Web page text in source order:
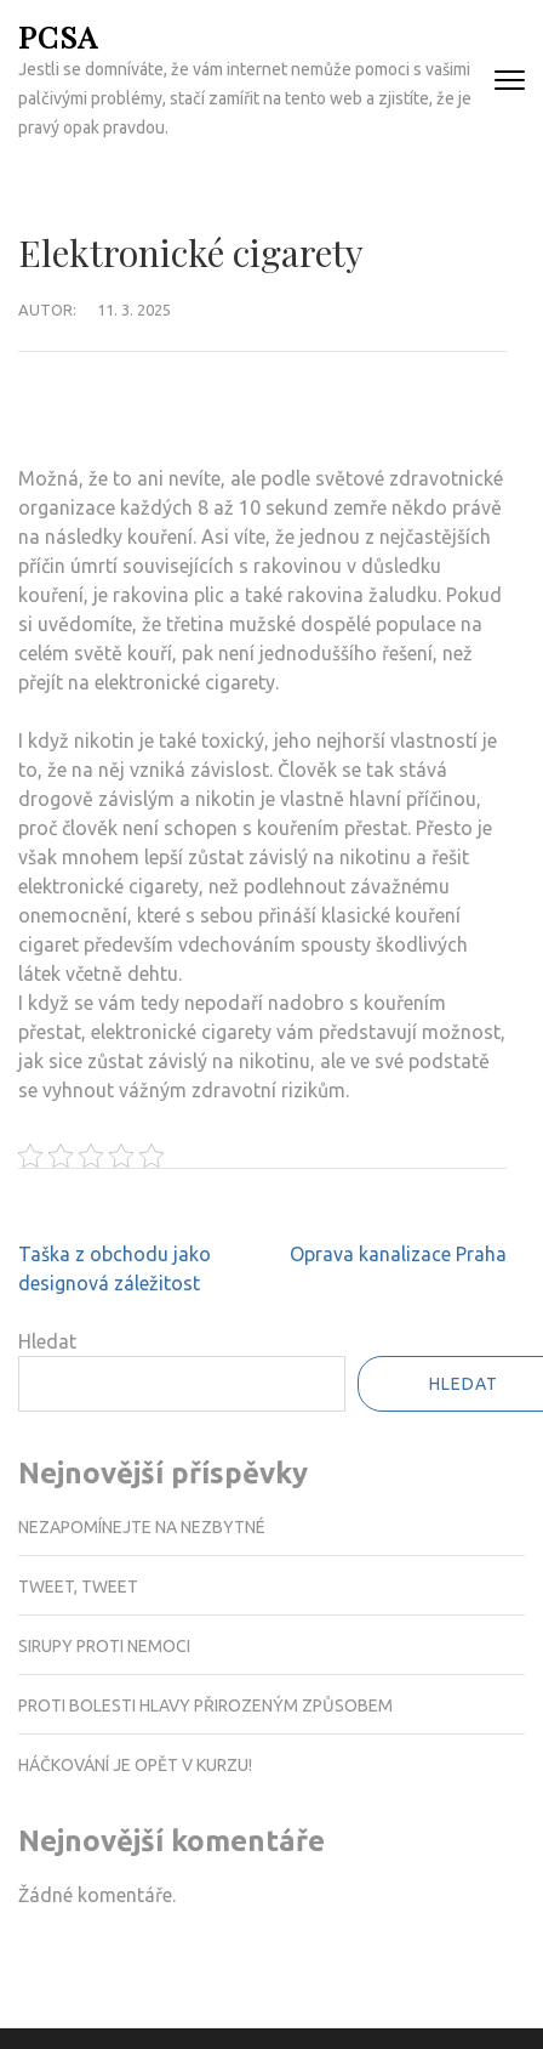
na
obsah
(Enter)
PCSA
Jestli se domníváte, že vám internet nemůže pomoci s vašimi
palčivými problémy, stačí zamířit na tento web a zjistíte, že je
pravý opak pravdou.
Elektronické cigarety
AUTOR: 11. 3. 2025
Možná, že to ani nevíte, ale podle světové zdravotnické
organizace každých 8 až 10 sekund zemře někdo právě
na následky kouření. Asi víte, že jednou z nejčastějších
příčin úmrtí souvisejících s rakovinou v důsledku
kouření, je rakovina plic a také rakovina žaludku. Pokud
si uvědomíte, že třetina mužské dospělé populace na
celém světě kouří, pak není jednoduššího řešení, než
přejít na elektronické cigarety.
I když nikotin je také toxický, jeho nejhorší vlastností je
to, že na něj vzniká závislost. Člověk se tak stává
drogově závislým a nikotin je vlastně hlavní příčinou,
proč člověk není schopen s kouřením přestat. Přesto je
však mnohem lepší zůstat závislý na nikotinu a řešit
elektronické cigarety, než podlehnout závažnému
onemocnění, které s sebou přináší klasické kouření
cigaret především vdechováním spousty škodlivých
látek včetně dehtu.
I když se vám tedy nepodaří nadobro s kouřením
přestat, elektronické cigarety vám představují možnost,
jak sice zůstat závislý na nikotinu, ale ve své podstatě
se vyhnout vážným zdravotní rizikům.
Navigace
pro
Taška z obchodu jako
designová záležitost
Oprava kanalizace Praha
Hledat
HLEDAT
Nejnovější příspěvky
NEZAPOMÍNEJTE NA NEZBYTNÉ
TWEET, TWEET
SIRUPY PROTI NEMOCI
PROTI BOLESTI HLAVY PŘIROZENÝM ZPŮSOBEM
HÁČKOVÁNÍ JE OPĚT V KURZU!
Nejnovější komentáře
Žádné komentáře.